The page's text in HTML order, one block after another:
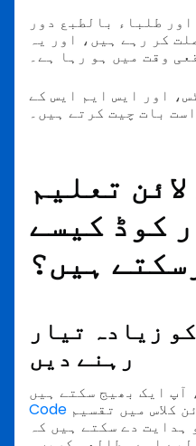
طلباء بالطبع دور
کر رہے ہیں، اور یہ
وقت میں ہو رہا ہے۔
اور ایس ایم ایس کے
بات چیت کرتے ہیں۔
تعلیم
کوڈ کیسے
ہیں؟
زیادہ تیار
رہنے دیں
Code
ہدایت دے سکتے ہیں کہ